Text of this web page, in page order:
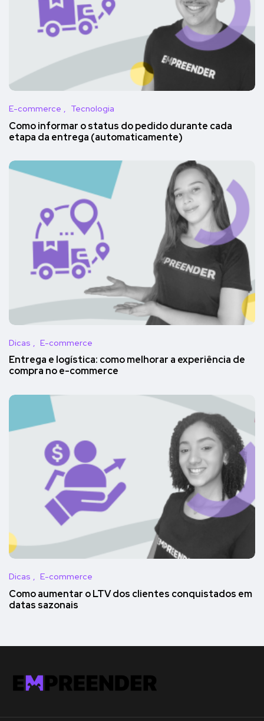
E-commerce Tecnologia
Como informar o status do pedido durante cada
etapa da entrega (automaticamente)
Dicas E-commerce
Entrega e logística: como melhorar a experiência de
compra no e-commerce
Dicas E-commerce
Como aumentar o LTV dos clientes conquistados em
datas sazonais